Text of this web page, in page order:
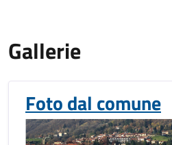
Gallerie
Foto dal comune